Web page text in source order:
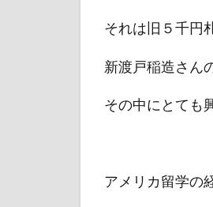
それは旧５千円
新渡戸稲造さん
その中にとても
アメリカ留学の